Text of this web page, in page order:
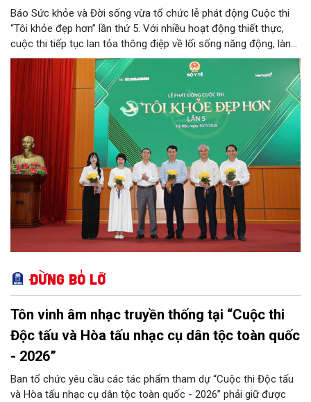
Báo Sức khỏe và Đời sống vừa tổ chức lễ phát động Cuộc thi
“Tôi khỏe đẹp hơn” lần thứ 5. Với nhiều hoạt động thiết thực,
cuộc thi tiếp tục lan tỏa thông điệp về lối sống năng động, lành
mạnh và khuyến khích người dân chủ động chăm sóc sức khỏe.
Đừng bỏ lỡ
Tôn vinh âm nhạc truyền thống tại “Cuộc thi
Độc tấu và Hòa tấu nhạc cụ dân tộc toàn quốc
- 2026”
Ban tổ chức yêu cầu các tác phẩm tham dự “Cuộc thi Độc tấu
và Hòa tấu nhạc cụ dân tộc toàn quốc - 2026” phải giữ được